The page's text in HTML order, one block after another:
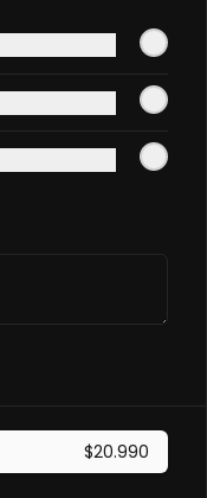
ACEVICHON
cubierto con atun
y toques
cubierto con
salsa acevichada y
Camaron furay,
$20.990